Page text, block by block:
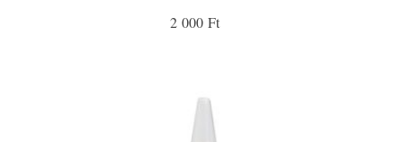
2 000 Ft